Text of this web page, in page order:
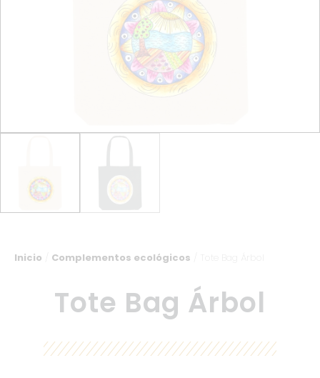
Inicio Complementos ecológicos
Tote Bag Árbol